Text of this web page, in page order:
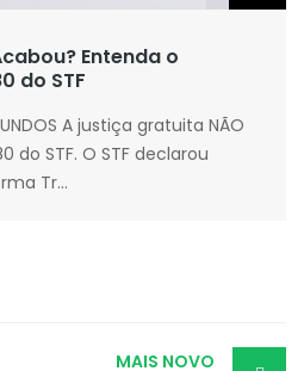
Entenda o
do STF
A justiça gratuita NÃO
do STF. O STF declarou
Tr...
MAIS NOVO